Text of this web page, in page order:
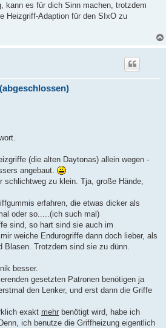
kann es für dich Sinn machen, trotzdem
Heizgriff-Adaption für den SIxO zu
(die alten Daytonas) allein wegen -
angebaut.
schlichtweg zu klein. Tja, große Hände,
erfahren, die etwas dicker als
oder so.....(ich such mal)
sind, so hart sind sie auch im
weiche Endurogriffe dann doch lieber, als
Blasen. Trotzdem sind sie zu dünn.
besser.
gesetzten Patronen benötigen ja
den Lenker, und erst dann die Griffe
exakt mehr benötigt wird, habe ich
ich benutze die Griffheizung eigentlich